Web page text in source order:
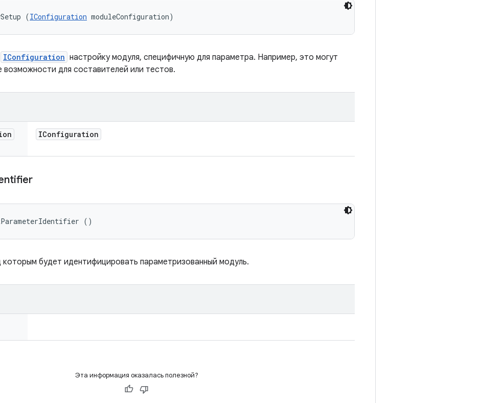
(IConfiguration moduleConfiguration)
IConfiguration настройку модуля, специфичную для параметра. Например, это могут
возможности для составителей или тестов.
IConfiguration
()
будет идентифицировать параметризованный модуль.
Эта информация оказалась полезной?